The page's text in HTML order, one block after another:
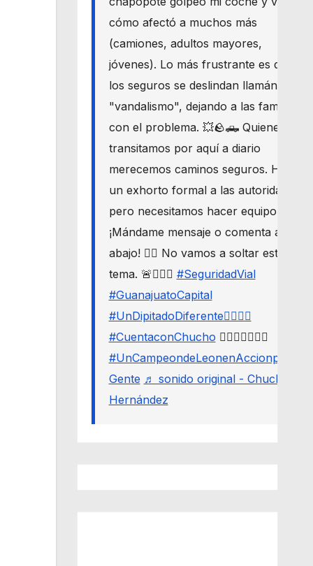
cómo afectó a muchos más
(camiones, adultos mayores,
jóvenes). Lo más frustrante es que
los seguros se deslindan llamándolo
"vandalismo", dejando a las familias
con el problema. 💥🪨🛻 Quienes
transitamos por aquí a diario
merecemos caminos seguros. Haré
un exhorto formal a las autoridades,
pero necesitamos hacer equipo. 🛣️🔒
¡Mándame mensaje o comenta aquí
abajo! 👇🏼 No vamos a soltar este
tema. 🚨🙋🏾‍♂️ #SeguridadVial
#GuanajuatoCapital
#UnDipitadoDiferente🙋🏽‍♂️⚖️
#CuentaconChucho 🙋🏾‍♂️✌🏾☝🏾
#UnCampeondeLeonenAccionporLa
Gente ♬ sonido original - Chucho
Hernández